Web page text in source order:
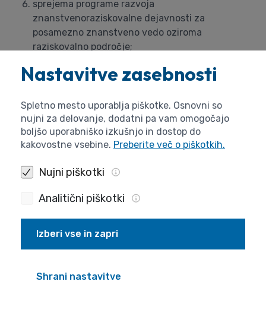
sprejema programe razvoja
znanstvenoraziskovalne dejavnosti za
posamezno znanstveno vedo oziroma
raziskovalno področje;
pripravlja predloge za oblikovanje in izvajanje
ciljev ter instrumentov znanstvenoraziskovalne
pripravlja poročila o rezultatih
znanstvenoraziskovalne dejavnosti;
opravlja druge naloge s področja evalvacijskih
znanstvenega sveta se določita v statutu agencije v
29. člen
(stalna in občasna telesa znanstvenega sveta)
Nastavitve zasebnosti
Spletno mesto uporablja piškotke. Osnovni so
nujni za delovanje, dodatni pa vam omogočajo
boljšo uporabniško izkušnjo in dostop do
kakovostne vsebine. Preberite več o piškotkih.
Nujni piškotki
Analitični piškotki
Izberi vse in zapri
Shrani nastavitve